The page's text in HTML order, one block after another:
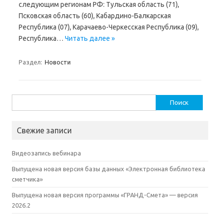
следующим регионам РФ: Тульская область (71),
Псковская область (60), Кабардино-Балкарская
Республика (07), Карачаево-Черкесская Республика (09),
Республика… Читать далее »
Раздел: Новости
Свежие записи
Видеозапись вебинара
Выпущена новая версия базы данных «Электронная библиотека
сметчика»
Выпущена новая версия программы «ГРАНД-Смета» — версия
2026.2